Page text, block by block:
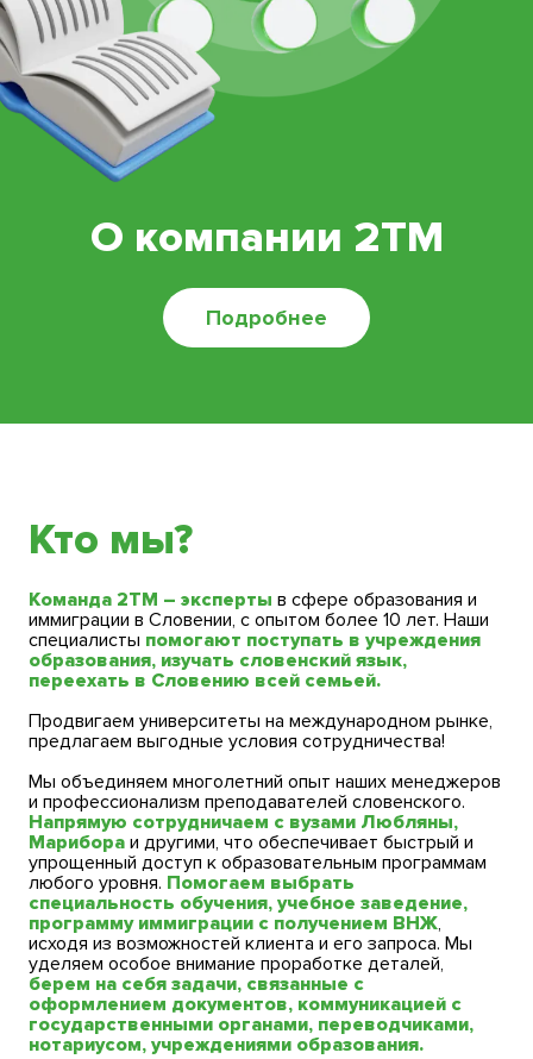
О компании 2TM
Подробнее
Кто мы?
Команда 2TM – эксперты в сфере образования и
иммиграции в Словении, с опытом более 10 лет. Наши
специалисты помогают поступать в учреждения
образования, изучать словенский язык,
переехать в Словению всей семьей.
Продвигаем университеты на международном рынке,
предлагаем выгодные условия сотрудничества!
Мы объединяем многолетний опыт наших менеджеров
и профессионализм преподавателей словенского.
Напрямую сотрудничаем с вузами Любляны,
Марибора и другими, что обеспечивает быстрый и
упрощенный доступ к образовательным программам
любого уровня. Помогаем выбрать
специальность обучения, учебное заведение,
программу иммиграции с получением ВНЖ,
исходя из возможностей клиента и его запроса. Мы
уделяем особое внимание проработке деталей,
берем на себя задачи, связанные с
оформлением документов, коммуникацией с
государственными органами, переводчиками,
нотариусом, учреждениями образования.